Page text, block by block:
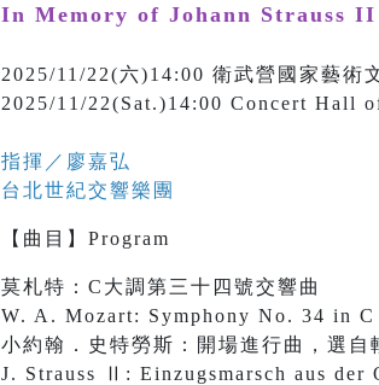
In Memory of Johann Strauss II
2025/11/22(六)14:00 衛武營國家藝術
2025/11/22(Sat.)14:00 Concert Hall
指揮／ 廖嘉弘
台北世紀交響樂團
【 曲目 】 Program
莫札特：C大調第三十四號交響曲
W. A. Mozart: Symphony No. 34 in
小約翰．史特勞斯：開場進行曲，選自
J. Strauss Ⅱ: Einzugsmarsch aus der